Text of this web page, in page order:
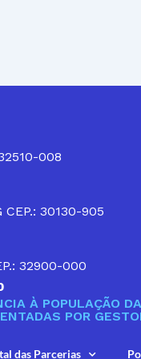
008
30130-905
32900-000
À POPULAÇÃO
POR
das Parcerias